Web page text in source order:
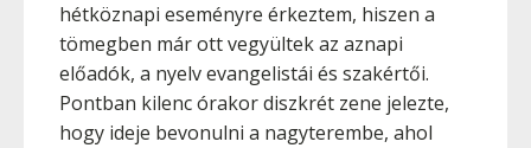
hétköznapi eseményre érkeztem, hiszen a
tömegben már ott vegyültek az aznapi
előadók, a nyelv evangelistái és szakértői.
Pontban kilenc órakor diszkrét zene jelezte,
hogy ideje bevonulni a nagyterembe, ahol